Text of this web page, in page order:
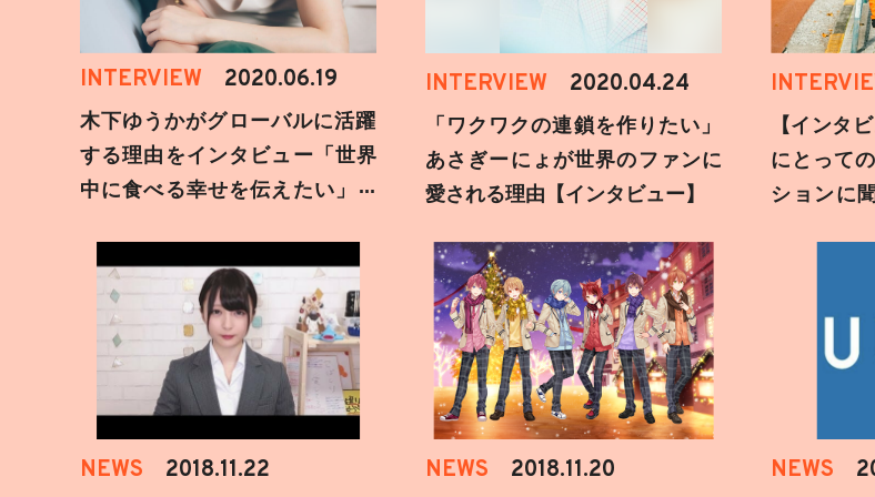
INTERVIEW 2020.06.19
木下ゆうかがグローバルに活躍
する理由をインタビュー「世界
中に食べる幸せを伝えたい」新
INTERVIEW 2020.04.24
「ワクワクの連鎖を作りたい」
あさぎーにょが世界のファンに
愛される理由【インタビュー】
【インタ
にとって
ションに
NEWS 2018.11.22 NEWS 2018.11.20 NEWS